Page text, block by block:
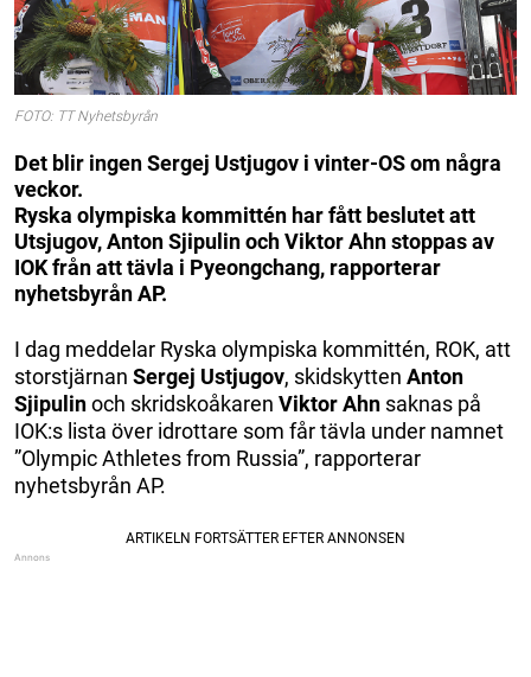
FOTO: TT Nyhetsbyrån
Det blir ingen Sergej Ustjugov i vinter-OS om några
veckor.
Ryska olympiska kommittén har fått beslutet att
Utsjugov, Anton Sjipulin och Viktor Ahn stoppas av
IOK från att tävla i Pyeongchang, rapporterar
nyhetsbyrån AP.
I dag meddelar Ryska olympiska kommittén, ROK, att
storstjärnan Sergej Ustjugov, skidskytten Anton
Sjipulinoch skridskoåkaren Viktor Ahn saknas på
IOK:s lista över idrottare som får tävla under namnet
”Olympic Athletes from Russia”, rapporterar
nyhetsbyrån AP.